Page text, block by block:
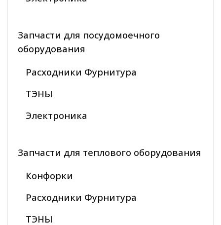
Запчасти для посудомоечного
оборудования
Расходники Фурнитура
ТЭНЫ
Электроника
Запчасти для теплового оборудования
Конфорки
Расходники Фурнитура
ТЭНЫ